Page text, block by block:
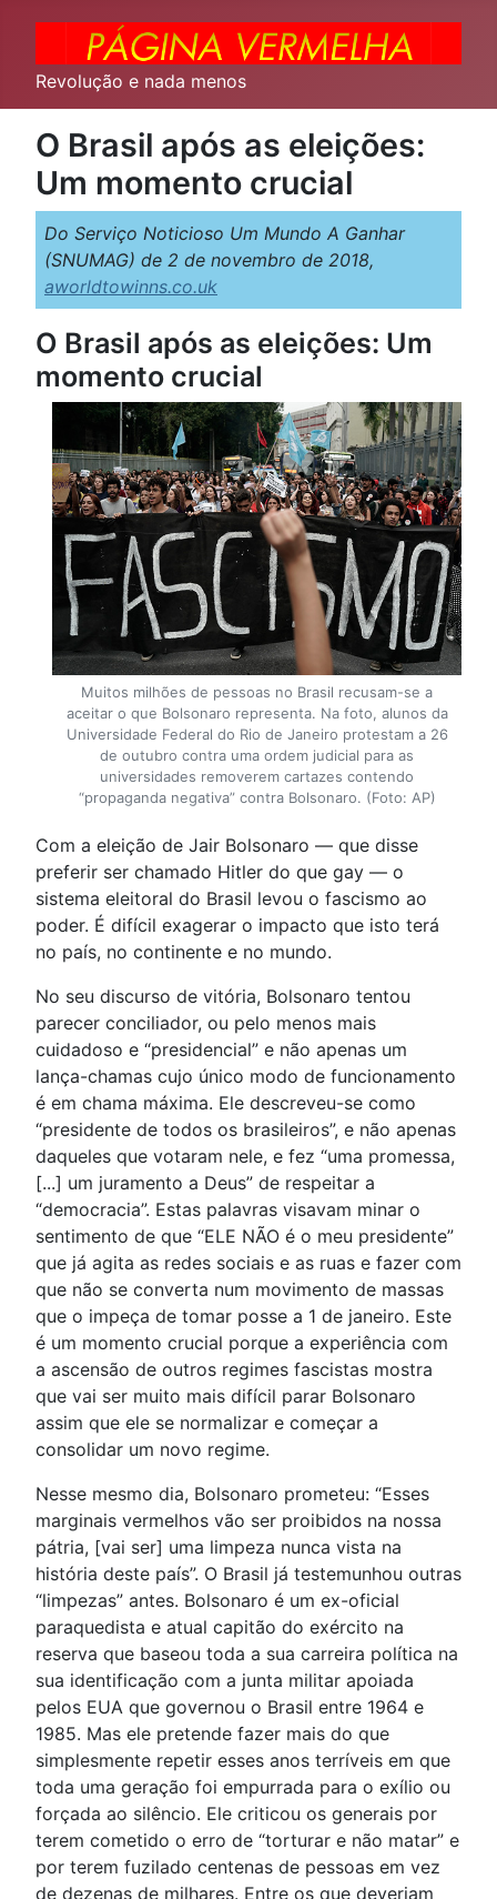
Revolução e nada menos
O Brasil após as eleições:
Um momento crucial
Do Serviço Noticioso Um Mundo A Ganhar
(SNUMAG) de 2 de novembro de 2018,
aworldtowinns.co.uk
O Brasil após as eleições: Um
momento crucial
Muitos milhões de pessoas no Brasil recusam-se a
aceitar o que Bolsonaro representa. Na foto, alunos da
Universidade Federal do Rio de Janeiro protestam a 26
de outubro contra uma ordem judicial para as
universidades removerem cartazes contendo
“propaganda negativa” contra Bolsonaro. (Foto: AP)
Com a eleição de Jair Bolsonaro — que disse
preferir ser chamado Hitler do que gay — o
sistema eleitoral do Brasil levou o fascismo ao
poder. É difícil exagerar o impacto que isto terá
no país, no continente e no mundo.
No seu discurso de vitória, Bolsonaro tentou
parecer conciliador, ou pelo menos mais
cuidadoso e “presidencial” e não apenas um
lança-chamas cujo único modo de funcionamento
é em chama máxima. Ele descreveu-se como
“presidente de todos os brasileiros”, e não apenas
daqueles que votaram nele, e fez “uma promessa,
[...] um juramento a Deus” de respeitar a
“democracia”. Estas palavras visavam minar o
sentimento de que “ELE NÃO é o meu presidente”
que já agita as redes sociais e as ruas e fazer com
que não se converta num movimento de massas
que o impeça de tomar posse a 1 de janeiro. Este
é um momento crucial porque a experiência com
a ascensão de outros regimes fascistas mostra
que vai ser muito mais difícil parar Bolsonaro
assim que ele se normalizar e começar a
consolidar um novo regime.
Nesse mesmo dia, Bolsonaro prometeu: “Esses
marginais vermelhos vão ser proibidos na nossa
pátria, [vai ser] uma limpeza nunca vista na
história deste país”. O Brasil já testemunhou outras
“limpezas” antes. Bolsonaro é um ex-oficial
paraquedista e atual capitão do exército na
reserva que baseou toda a sua carreira política na
sua identificação com a junta militar apoiada
pelos EUA que governou o Brasil entre 1964 e
1985. Mas ele pretende fazer mais do que
simplesmente repetir esses anos terríveis em que
toda uma geração foi empurrada para o exílio ou
forçada ao silêncio. Ele criticou os generais por
terem cometido o erro de “torturar e não matar” e
por terem fuzilado centenas de pessoas em vez
de dezenas de milhares. Entre os que deveriam